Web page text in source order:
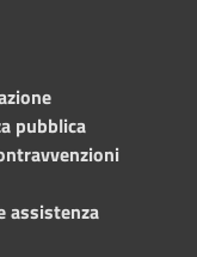
pubblica
assistenza